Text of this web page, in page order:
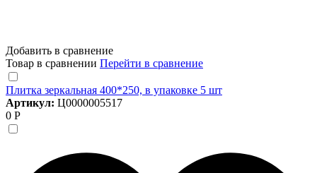
Добавить в сравнение
Товар в сравнении Перейти в сравнение
Плитка зеркальная 400*250, в упаковке 5 шт
Артикул: Ц0000005517
0 Р